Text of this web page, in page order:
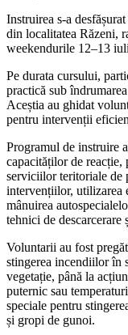
Instruirea s-a
din localitatea Răzeni,
weekendurile 12–13
Pe durata cursului,
practică sub
Aceștia au ghidat
pentru intervenții
Programul de instruire
capacităților de reacție,
serviciilor teritoriale de
intervențiilor, utilizarea
mânuirea
tehnici de
Voluntarii au fost
stingerea incendiilor în
vegetație, până la
puternic sau
speciale pentru
și gropi de gunoi.